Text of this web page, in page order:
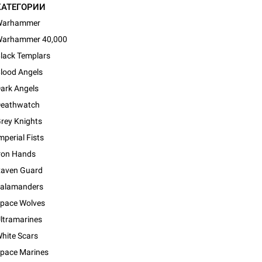
40,000
Templars
Angels
Angels
Knights
Fists
Hands
Guard
Wolves
Scars
Marines